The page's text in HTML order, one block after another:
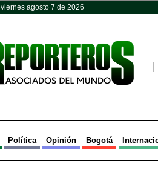
viernes agosto 7 de 2026
Política Opinión Bogotá
Opinión Política